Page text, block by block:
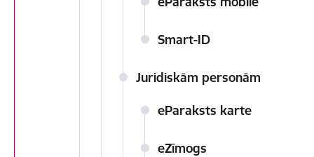
Smart-ID
Juridiskām personām
eParaksts karte
eZīmogs